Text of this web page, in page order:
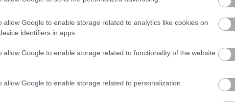
allow Google to enable storage related to analytics like cookies on
identifiers in apps.
allow Google to enable storage related to functionality of the website
allow Google to enable storage related to personalization.
Ειδήσεις
διαγωνισμός - Μόνιμοι στο υπουργείο